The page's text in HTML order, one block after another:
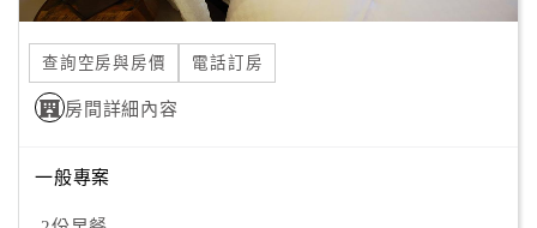
合
作
提
案
查詢空房與房價 電話訂房
房間詳細內容
一般專案